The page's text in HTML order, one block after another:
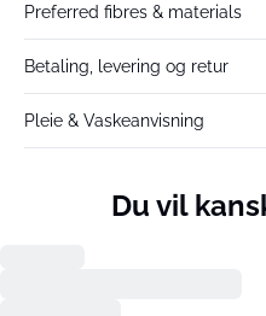
Preferred fibres & materials
Betaling, levering og retur
Pleie & Vaskeanvisning
Du vil